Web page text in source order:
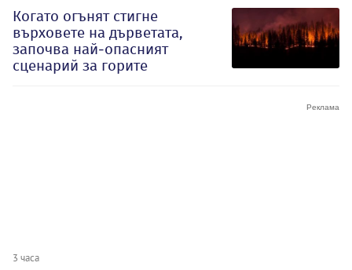
Когато огънят стигне
върховете на дърветата,
започва най-опасният
сценарий за горите
3 часа